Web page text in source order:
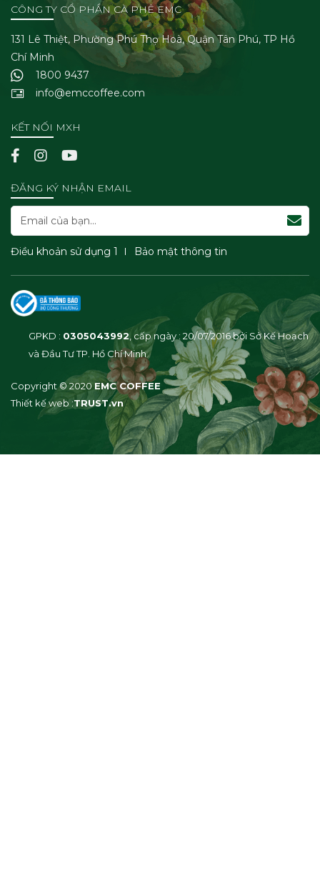
CÔNG TY CỔ PHẦN CÀ PHÊ EMC
131 Lê Thiệt, Phường Phú Thọ Hoà, Quận Tân Phú, TP Hồ
Chí Minh
1800 9437
info@emccoffee.com
KẾT NỐI MXH
ĐĂNG KÝ NHẬN EMAIL
Điều khoản sử dụng 1 Bảo mật thông tin
GPKD : 0305043992 , cấp ngày : 20/07/2016 bởi Sở Kế Hoạch
và Đầu Tư TP. Hồ Chí Minh
Copyright © 2020EMC COFFEE
Thiết kế web :TRUST.vn